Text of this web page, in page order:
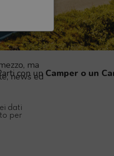
con un Camper o un
ma
news ed
dati
per